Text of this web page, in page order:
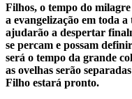
Filhos, o tempo do
a evangelização em toda
ajudarão a despertar
se percam e possam
será o tempo da grande
as ovelhas serão
Filho estará pronto.